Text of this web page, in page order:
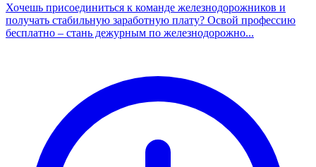
Хочешь присоединиться к команде железнодорожников и
получать стабильную заработную плату? Освой профессию
бесплатно – стань дежурным по железнодорожно...